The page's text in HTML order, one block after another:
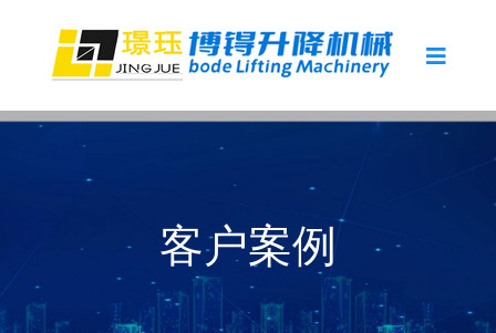
客户案例